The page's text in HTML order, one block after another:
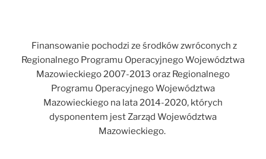
Finansowanie pochodzi ze środków zwróconych z
Regionalnego Programu Operacyjnego Województwa
Mazowieckiego 2007-2013 oraz Regionalnego
Programu Operacyjnego Województwa
Mazowieckiego na lata 2014-2020, których
dysponentem jest Zarząd Województwa
Mazowieckiego.